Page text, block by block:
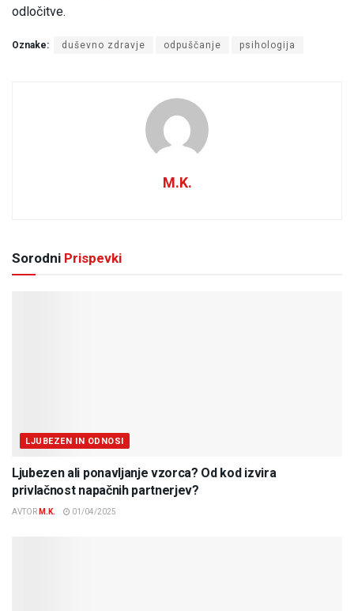
odločitve.
Oznake: duševno zdravje odpuščanje psihologija
M.K.
Sorodni Prispevki
LJUBEZEN IN ODNOSI
Ljubezen ali ponavljanje vzorca? Od kod izvira
privlačnost napačnih partnerjev?
AVTOR M.K. 01/04/2025